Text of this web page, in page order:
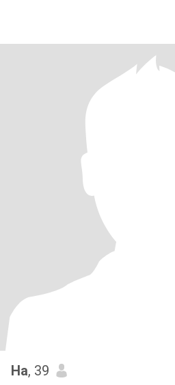
Ha, 39